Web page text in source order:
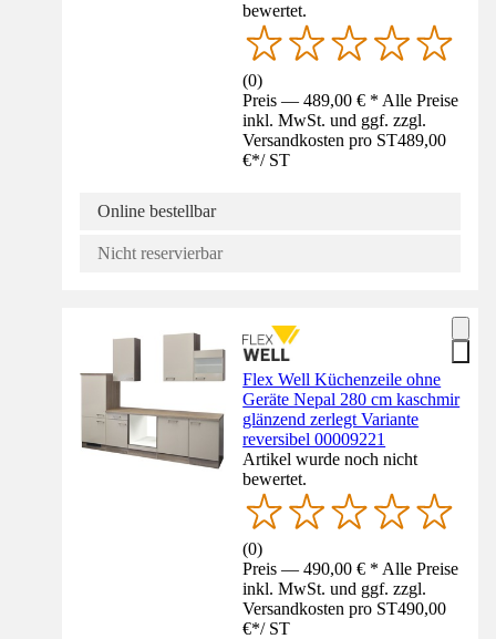
bewertet.
(0)
Preis — 489,00 € * Alle Preise
inkl. MwSt. und ggf. zzgl.
Versandkosten pro ST489,00
€*/ ST
Online bestellbar
Nicht reservierbar
Flex Well Küchenzeile ohne
Geräte Nepal 280 cm kaschmir
glänzend zerlegt Variante
reversibel 00009221
Artikel wurde noch nicht
bewertet.
(0)
Preis — 490,00 € * Alle Preise
inkl. MwSt. und ggf. zzgl.
Versandkosten pro ST490,00
€*/ ST